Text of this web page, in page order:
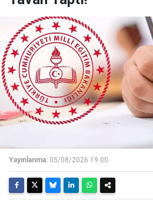
Yayınlanma: 05/08/2026 19:00